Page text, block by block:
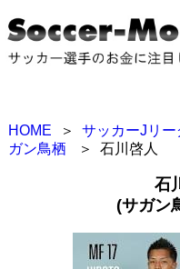
HOME ＞ サッカーJリ
ガン鳥栖
＞ 石川啓人
石
(サガン